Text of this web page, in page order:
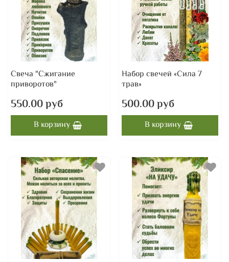
Свеча "Сжигание
приворотов"
550.00 руб
В корзину
Набор свечей «Сила 7
трав»
500.00 руб
В корзину